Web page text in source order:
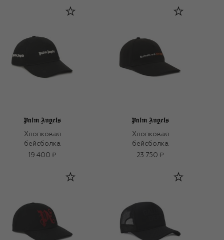
Хлопковая
бейсболка
19 400 ₽
Хлопковая
бейсболка
23 750 ₽